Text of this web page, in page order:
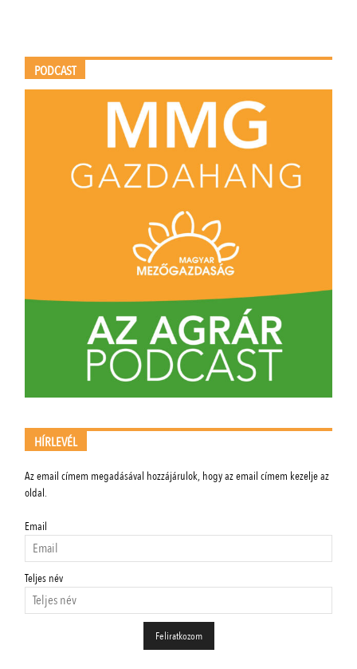
PODCAST
HÍRLEVÉL
Az email címem megadásával hozzájárulok, hogy az email címem kezelje az
oldal.
Email
Teljes név